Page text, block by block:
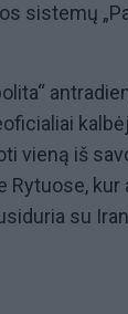
sistemų
vieną iš
Rytuose, kur
su